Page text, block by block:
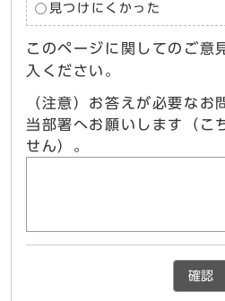
見つけにくかった
このページに関してのご意
入ください。
（注意）お答えが必要なお
当部署へお願いします（こ
せん）。
確認